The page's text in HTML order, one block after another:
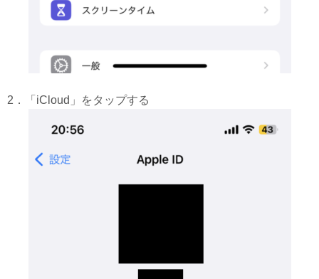
2．「iCloud」をタップする